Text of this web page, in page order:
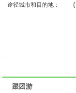
途径城市和目的地： (
跟团游